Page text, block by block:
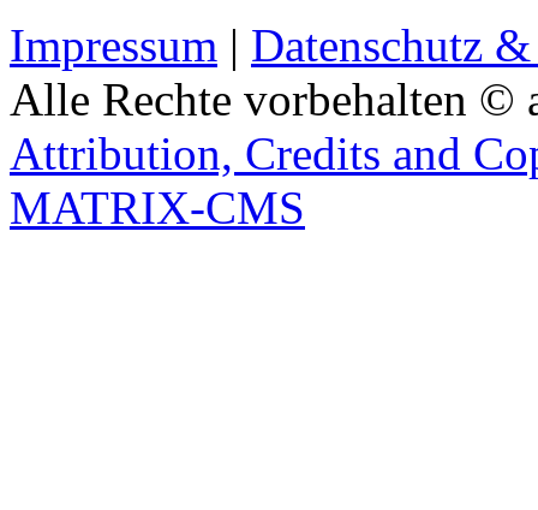
Impressum | Datenschutz
Alle Rechte vorbehalten ©
Attribution, Credits and
MATRIX-CMS